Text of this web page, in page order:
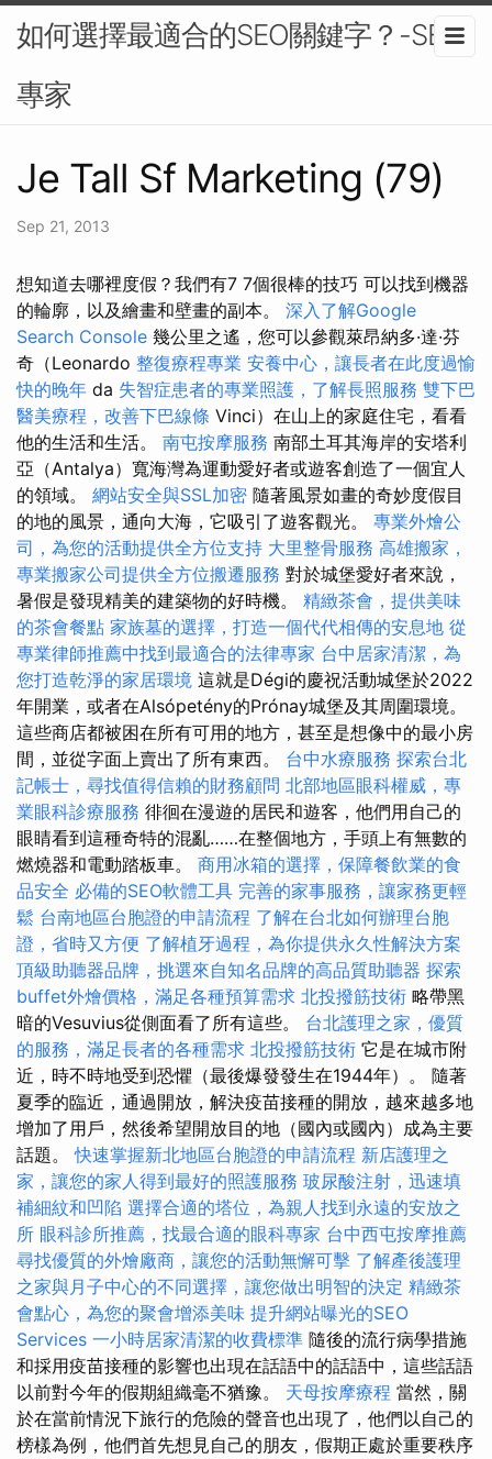
如何選擇最適合的SEO關鍵字？-SEO
專家
Je Tall Sf Marketing (79)
Sep 21, 2013
想知道去哪裡度假？我們有7 7個很棒的技巧 可以找到機器
的輪廓，以及繪畫和壁畫的副本。 深入了解Google
Search Console 幾公里之遙，您可以參觀萊昂納多·達·芬
奇（Leonardo 整復療程專業 安養中心，讓長者在此度過愉
快的晚年 da 失智症患者的專業照護，了解長照服務 雙下巴
醫美療程，改善下巴線條 Vinci）在山上的家庭住宅，看看
他的生活和生活。 南屯按摩服務 南部土耳其海岸的安塔利
亞（Antalya）寬海灣為運動愛好者或遊客創造了一個宜人
的領域。 網站安全與SSL加密 隨著風景如畫的奇妙度假目
的地的風景，通向大海，它吸引了遊客觀光。 專業外燴公
司，為您的活動提供全方位支持 大里整骨服務 高雄搬家，
專業搬家公司提供全方位搬遷服務 對於城堡愛好者來說，
暑假是發現精美的建築物的好時機。 精緻茶會，提供美味
的茶會餐點 家族墓的選擇，打造一個代代相傳的安息地 從
專業律師推薦中找到最適合的法律專家 台中居家清潔，為
您打造乾淨的家居環境 這就是Dégi的慶祝活動城堡於2022
年開業，或者在Alsópetény的Prónay城堡及其周圍環境。
這些商店都被困在所有可用的地方，甚至是想像中的最小房
間，並從字面上賣出了所有東西。 台中水療服務 探索台北
記帳士，尋找值得信賴的財務顧問 北部地區眼科權威，專
業眼科診療服務 徘徊在漫遊的居民和遊客，他們用自己的
眼睛看到這種奇特的混亂……在整個地方，手頭上有無數的
燃燒器和電動踏板車。 商用冰箱的選擇，保障餐飲業的食
品安全 必備的SEO軟體工具 完善的家事服務，讓家務更輕
鬆 台南地區台胞證的申請流程 了解在台北如何辦理台胞
證，省時又方便 了解植牙過程，為你提供永久性解決方案
頂級助聽器品牌，挑選來自知名品牌的高品質助聽器 探索
buffet外燴價格，滿足各種預算需求 北投撥筋技術 略帶黑
暗的Vesuvius從側面看了所有這些。 台北護理之家，優質
的服務，滿足長者的各種需求 北投撥筋技術 它是在城市附
近，時不時地受到恐懼（最後爆發發生在1944年）。 隨著
夏季的臨近，通過開放，解決疫苗接種的開放，越來越多地
增加了用戶，然後希望開放目的地（國內或國內）成為主要
話題。快速掌握新北地區台胞證的申請流程 新店護理之
家，讓您的家人得到最好的照護服務 玻尿酸注射，迅速填
補細紋和凹陷 選擇合適的塔位，為親人找到永遠的安放之
所 眼科診所推薦，找最合適的眼科專家 台中西屯按摩推薦
尋找優質的外燴廠商，讓您的活動無懈可擊 了解產後護理
之家與月子中心的不同選擇，讓您做出明智的決定 精緻茶
會點心，為您的聚會增添美味 提升網站曝光的SEO
Services 一小時居家清潔的收費標準 隨後的流行病學措施
和採用疫苗接種的影響也出現在話語中的話語中，這些話語
以前對今年的假期組織毫不猶豫。 天母按摩療程 當然，關
於在當前情況下旅行的危險的聲音也出現了，他們以自己的
榜樣為例，他們首先想見自己的朋友，假期正處於重要秩序